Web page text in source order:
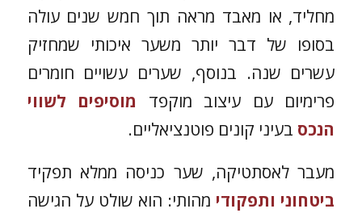
מחליד, או מאבד מראה תוך חמש שנים עולה
בסופו של דבר יותר משער איכותי שמחזיק
עשרים שנה. בנוסף, שערים עשויים חומרים
פרימיום עם עיצוב מוקפד מוסיפים לשווי
הנכס בעיני קונים פוטנציאליים.
מעבר לאסתטיקה, שער כניסה ממלא תפקיד
ביטחוני ותפקודי מהותי: הוא שולט על הגישה